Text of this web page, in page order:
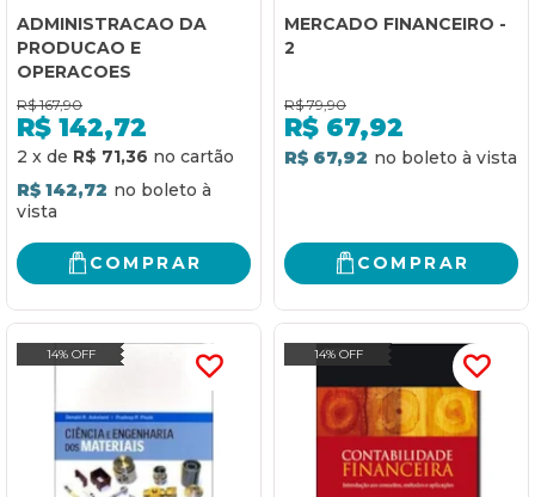
ADMINISTRACAO DA
PRODUCAO E
OPERACOES
R$ 167,90
R$ 142,72
2 x de R$ 71,36
R$ 142,72
COMPRAR
MERCADO FINANCEIRO -
2
R$ 79,90
R$ 67,92
R$ 67,92
COMPRAR
14% OFF 14% OFF